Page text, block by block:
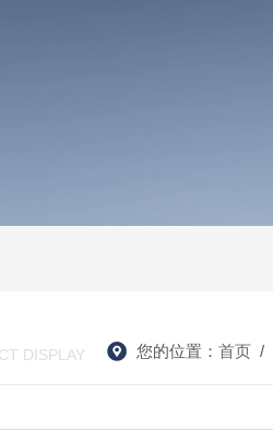
DISPLAY 您的位置： 首页/